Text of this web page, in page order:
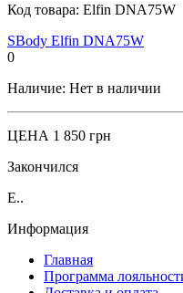
Код товара: Elfin DNA75W
SBody Elfin DNA75W
0
Наличие: Нет в наличии
ЦЕНА 1 850 грн
Закончился
E..
Информация
Главная
Программа